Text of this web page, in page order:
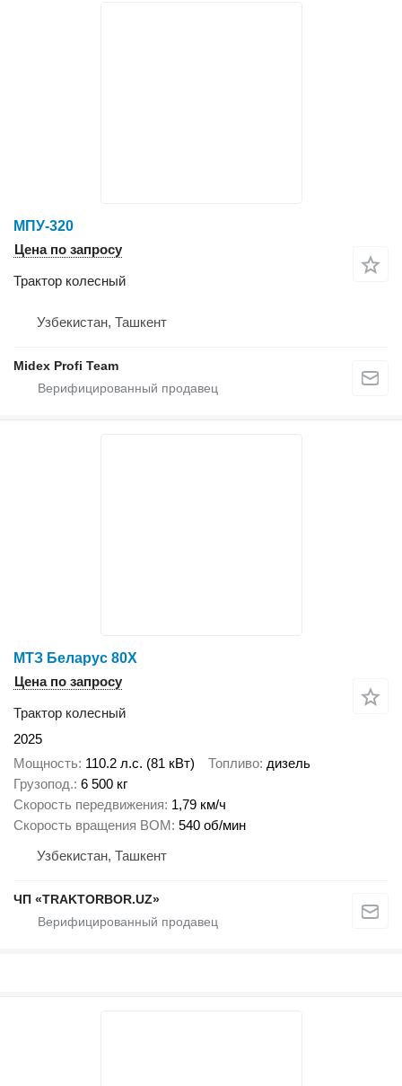
МПУ-320
Цена по запросу
Трактор колесный
Узбекистан, Ташкент
Midex Profi Team
МТЗ Беларус 80Х
Цена по запросу
Трактор колесный
2025
Мощность 110.2 л.с. (81 кВт) Топливо дизель
Грузопод. 6 500 кг
Скорость передвижения 1,79 км/ч
Скорость вращения ВОМ 540 об/мин
Узбекистан, Ташкент
ЧП «TRAKTORBOR.UZ»